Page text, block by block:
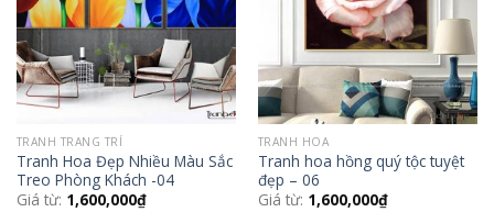
TRANH TRANG TRÍ
Tranh Hoa Đẹp Nhiều Màu Sắc
Treo Phòng Khách -04
Giá từ: 1,600,000₫
TRANH HOA
Tranh hoa hồng quý tộc tuyệt
đẹp – 06
Giá từ: 1,600,000₫